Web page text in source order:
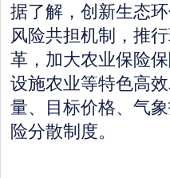
据了解，创新生态
风险共担机制，推
革，加大农业保险
设施农业等特色高
量、目标价格、气
险分散制度。